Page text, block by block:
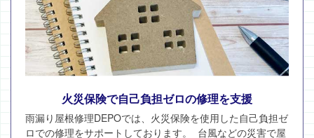
火災保険で自己負担ゼロの修理を支援
雨漏り屋根修理DEPOでは、火災保険を使用した自己負担ゼ
ロでの修理をサポートしております。 台風などの災害で屋